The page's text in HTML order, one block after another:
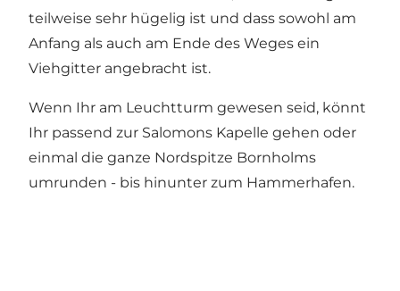
teilweise sehr hügelig ist und dass sowohl am
Anfang als auch am Ende des Weges ein
Viehgitter angebracht ist.
Wenn Ihr am Leuchtturm gewesen seid, könnt
Ihr passend zur Salomons Kapelle gehen oder
einmal die ganze Nordspitze Bornholms
umrunden - bis hinunter zum Hammerhafen.